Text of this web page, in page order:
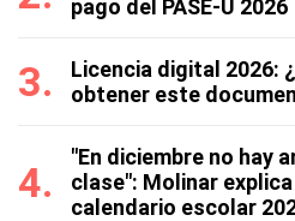
pago del PASE-U 2026
Licencia digital 2026:
obtener este
"En diciembre no hay
clase": Molinar explica
calendario escolar